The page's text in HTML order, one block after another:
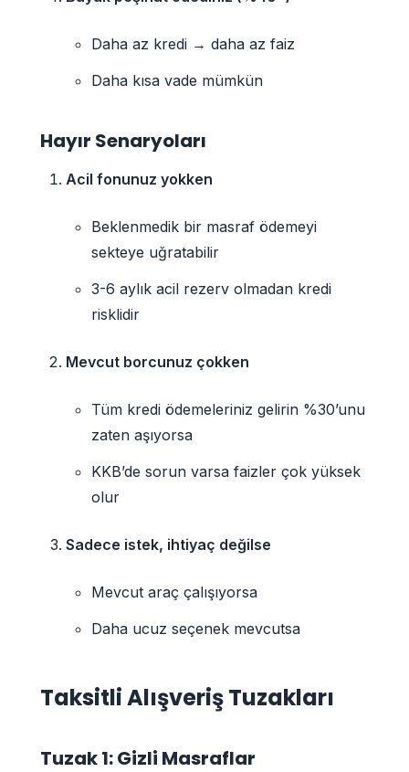
Daha az kredi → daha az faiz
Daha kısa vade mümkün
Hayır Senaryoları
Acil fonunuz yokken
Beklenmedik bir masraf ödemeyi
sekteye uğratabilir
3-6 aylık acil rezerv olmadan kredi
risklidir
Mevcut borcunuz çokken
Tüm kredi ödemeleriniz gelirin %30’unu
zaten aşıyorsa
KKB’de sorun varsa faizler çok yüksek
olur
Sadece istek, ihtiyaç değilse
Mevcut araç çalışıyorsa
Daha ucuz seçenek mevcutsa
Taksitli Alışveriş Tuzakları
Tuzak 1: Gizli Masraflar